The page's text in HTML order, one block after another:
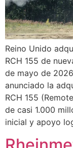
Reino Unido
RCH 155 de
de mayo de
anunciado la
RCH 155
de casi 1.000
inicial y apoyo